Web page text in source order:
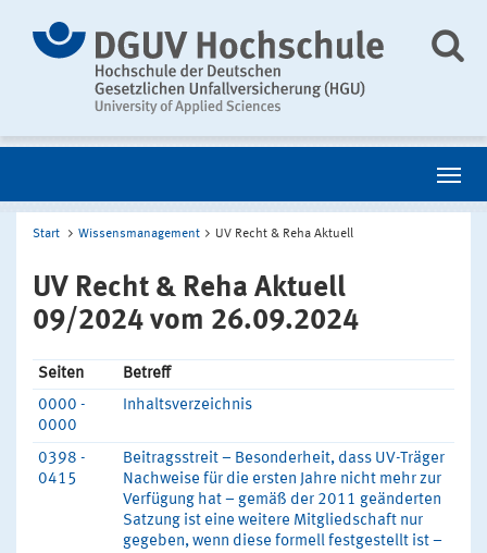
Start Wissensmanagement UV Recht & Reha Aktuell
UV Recht & Reha Aktuell
09/2024 vom 26.09.2024
Seiten
Betreff
0000 -
0000
Inhaltsverzeichnis
0398 -
0415
Beitragsstreit – Besonderheit, dass UV-Träger
Nachweise für die ersten Jahre nicht mehr zur
Verfügung hat – gemäß der 2011 geänderten
Satzung ist eine weitere Mitgliedschaft nur
gegeben, wenn diese formell festgestellt ist –